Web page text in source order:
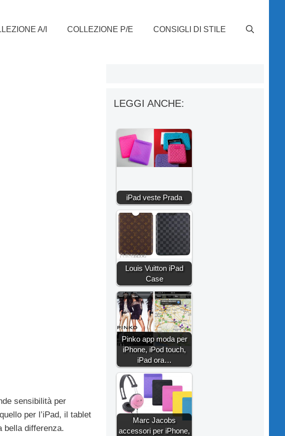
A/I COLLEZIONE P/E CONSIGLI DI STILE
sensibilità per
per l’iPad, il tablet
bella differenza.
LEGGI ANCHE:
iPad veste Prada
Louis Vuitton iPad
Case
Pinko app moda per
iPhone, iPod touch,
iPad ora…
Marc Jacobs
accessori per iPhone,